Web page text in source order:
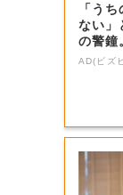
「う
ない」
の警鐘
くる前
AD(ビズ